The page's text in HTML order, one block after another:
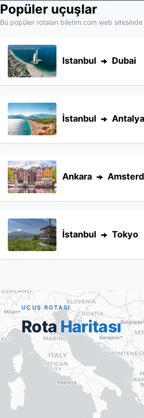
Popüler uçuşlar
Bu popüler rotaları biletim.com web
Istanbul Dubai
İstanbul Antalya
Ankara
İstanbul Tokyo
UÇUŞ ROTASI
RotaHaritası